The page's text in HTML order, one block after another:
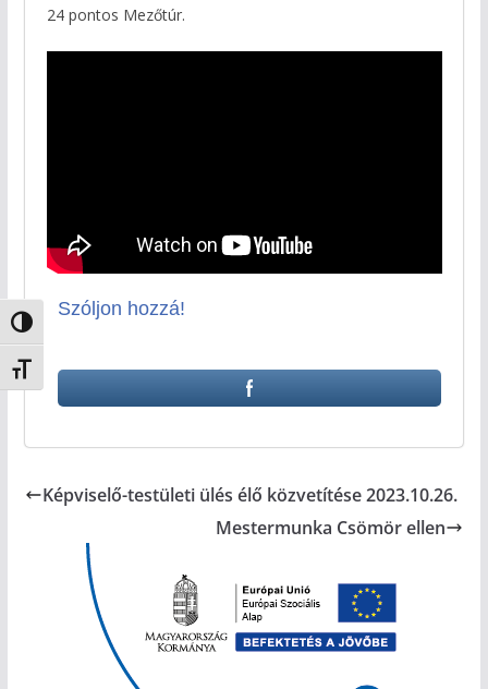
Nagy kontraszt váltása
Betűméret váltása
24 pontos Mezőtúr.
Szóljon hozzá!
Képviselő-testületi ülés élő közvetítése 2023.10.26.
Mestermunka Csömör ellen